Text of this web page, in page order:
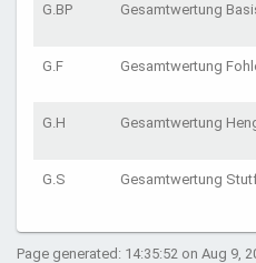
G.BP Gesamtwertung
G.F Gesamtwertung
G.H Gesamtwertung
G.S Gesamtwertung
Page generated: 14:35:52 on Aug 9,